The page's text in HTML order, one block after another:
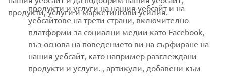
SUPPORT
НОВИНАРСКИ БЮЛЕТИН
продукти, услуги и маркетингови усилия.
продукти и услуги на нашия уебсайт и на
уебсайтове на трети страни, включително
платформи за социални медии като Facebook,
въз основа на поведението ви на сърфиране на
нашия уебсайт, като например разглеждани
продукти и услуги. , артикули, добавени към